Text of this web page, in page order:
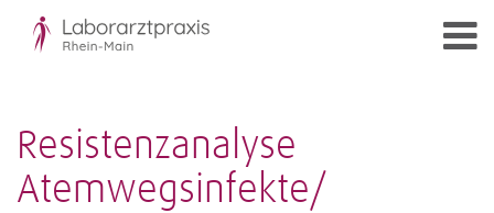
Resistenzanalyse
Atemwegsinfekte/